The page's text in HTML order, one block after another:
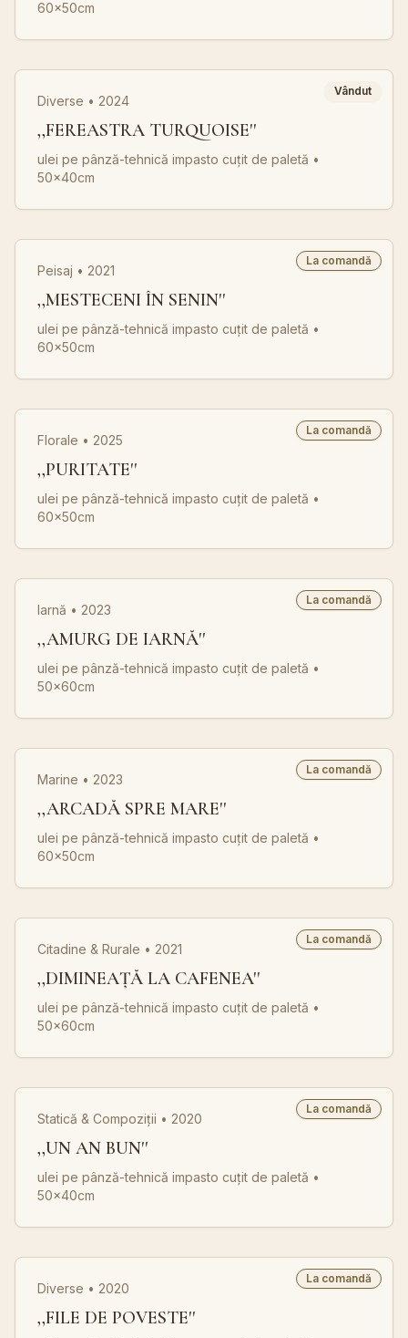
60x50cm
Vândut
Diverse • 2024
,,FEREASTRA TURQUOISE''
ulei pe pânză-tehnică impasto cuțit de paletă •
50x40cm
La comandă
Peisaj • 2021
,,MESTECENI ÎN SENIN''
ulei pe pânză-tehnică impasto cuțit de paletă •
60x50cm
La comandă
Florale • 2025
,,PURITATE''
ulei pe pânză-tehnică impasto cuțit de paletă •
60x50cm
La comandă
Iarnă • 2023
,,AMURG DE IARNĂ''
ulei pe pânză-tehnică impasto cuțit de paletă •
50x60cm
La comandă
Marine • 2023
,,ARCADĂ SPRE MARE''
ulei pe pânză-tehnică impasto cuțit de paletă •
60x50cm
La comandă
Citadine & Rurale • 2021
,,DIMINEAȚĂ LA CAFENEA''
ulei pe pânză-tehnică impasto cuțit de paletă •
50x60cm
La comandă
Statică & Compoziții • 2020
,,UN AN BUN''
ulei pe pânză-tehnică impasto cuțit de paletă •
50x40cm
La comandă
Diverse • 2020
,,FILE DE POVESTE''